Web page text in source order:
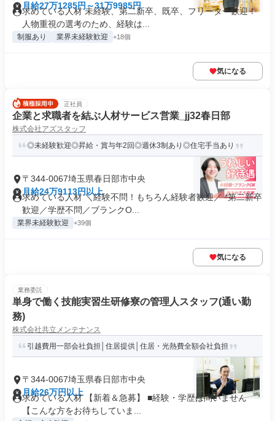
月給27万1285円～31万9985円
求めている人材 未経験、第二新卒、既卒、フリーター歓迎！
人物重視の選考のため、経験は...
制服あり 業界未経験歓迎 +18個
気になる
正社員
企業と求職者を結ぶ人材サービス営業_jj32春日部
株式会社アズスタッフ
◎未経験歓迎◎昇給・賞与年2回◎週休3制あり◎住宅手当あり
〒344-0067埼玉県春日部市中央
月給24万9113円以上
求めている人材 ＼経験不問！もちろん経験者歓迎／ *第二新卒
歓迎／学歴不問／ブランクO...
業界未経験歓迎 +39個
気になる
業務委託
単身で働く技能実習生研修寮の管理人スタッフ(通い勤
務)
株式会社共立メンテナンス
引越費用一部会社負担│住居提供│住居・光熱費全額会社負担
〒344-0067埼玉県春日部市中央
月給26万円以上
求めている人材 【新着＆急募】 ■経験・学歴は問いません
【こんな方をお待ちしていま...